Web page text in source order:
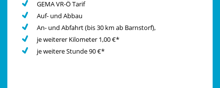
GEMA VR-Ö Tarif
Auf- und Abbau
An- und Abfahrt (bis 30 km ab Barnstorf),
je weiterer Kilometer 1,00 €*
je weitere Stunde 90 €*